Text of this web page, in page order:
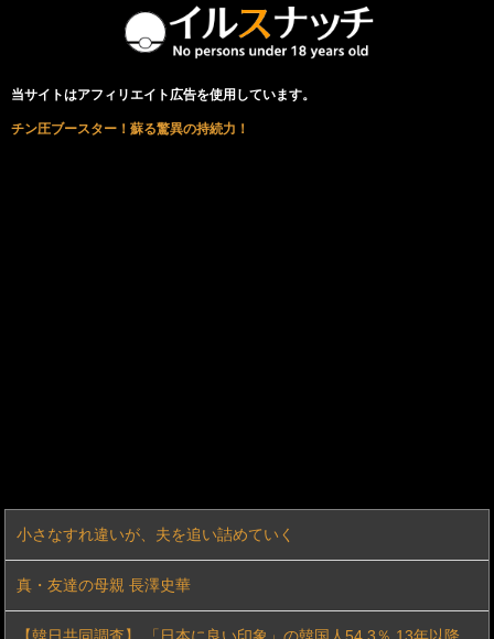
当サイトはアフィリエイト広告を使用しています。
チン圧ブースター！蘇る驚異の持続力！
小さなすれ違いが、夫を追い詰めていく
真・友達の母親 長澤史華